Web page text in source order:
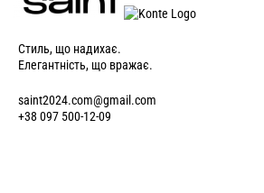
Стиль, що надихає.
Елегантність, що вражає.
saint2024.com@gmail.com
+38 097 500-12-09